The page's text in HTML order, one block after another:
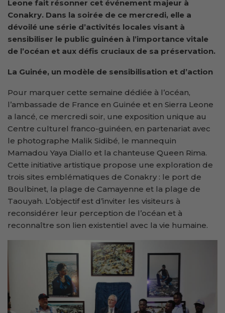
Leone fait résonner cet événement majeur à
Conakry. Dans la soirée de ce mercredi, elle a
dévoilé une série d’activités locales visant à
sensibiliser le public guinéen à l’importance vitale
de l’océan et aux défis cruciaux de sa préservation.
La Guinée, un modèle de sensibilisation et d’action
Pour marquer cette semaine dédiée à l’océan,
l’ambassade de France en Guinée et en Sierra Leone
a lancé, ce mercredi soir, une exposition unique au
Centre culturel franco-guinéen, en partenariat avec
le photographe Malik Sidibé, le mannequin
Mamadou Yaya Diallo et la chanteuse Queen Rima.
Cette initiative artistique propose une exploration de
trois sites emblématiques de Conakry : le port de
Boulbinet, la plage de Camayenne et la plage de
Taouyah. L’objectif est d’inviter les visiteurs à
reconsidérer leur perception de l’océan et à
reconnaître son lien existentiel avec la vie humaine.